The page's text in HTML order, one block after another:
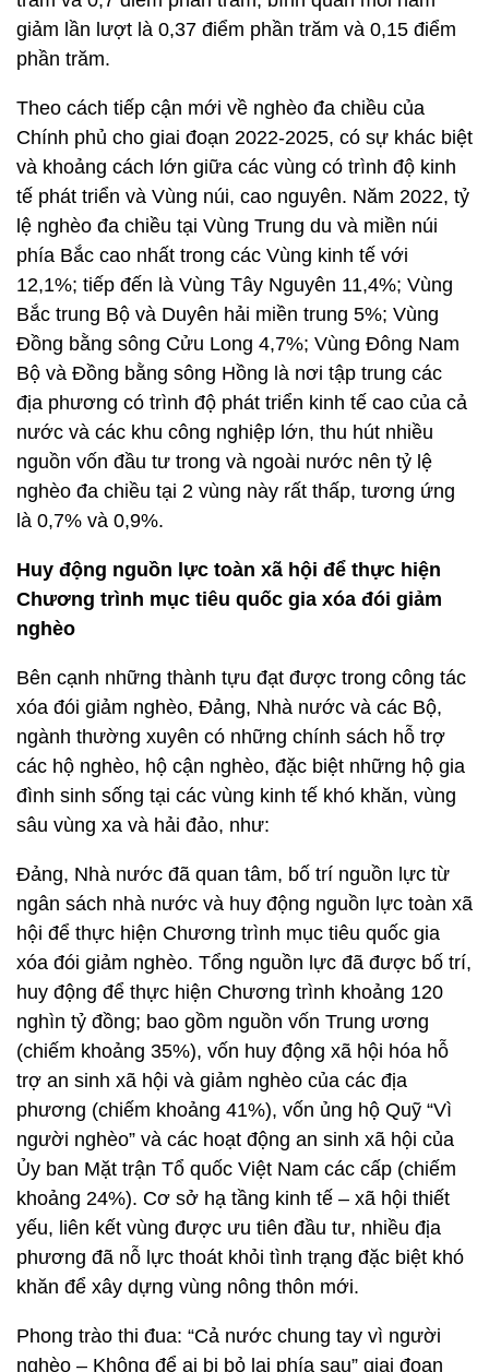
giảm lần lượt là 0,37 điểm phần trăm và 0,15 điểm
phần trăm.
Theo cách tiếp cận mới về nghèo đa chiều của
Chính phủ cho giai đoạn 2022-2025, có sự khác biệt
và khoảng cách lớn giữa các vùng có trình độ kinh
tế phát triển và Vùng núi, cao nguyên. Năm 2022, tỷ
lệ nghèo đa chiều tại Vùng Trung du và miền núi
phía Bắc cao nhất trong các Vùng kinh tế với
12,1%; tiếp đến là Vùng Tây Nguyên 11,4%; Vùng
Bắc trung Bộ và Duyên hải miền trung 5%; Vùng
Đồng bằng sông Cửu Long 4,7%; Vùng Đông Nam
Bộ và Đồng bằng sông Hồng là nơi tập trung các
địa phương có trình độ phát triển kinh tế cao của cả
nước và các khu công nghiệp lớn, thu hút nhiều
nguồn vốn đầu tư trong và ngoài nước nên tỷ lệ
nghèo đa chiều tại 2 vùng này rất thấp, tương ứng
là 0,7% và 0,9%.
Huy động nguồn lực toàn xã hội để thực hiện
Chương trình mục tiêu quốc gia xóa đói giảm
nghèo
Bên cạnh những thành tựu đạt được trong công tác
xóa đói giảm nghèo, Đảng, Nhà nước và các Bộ,
ngành thường xuyên có những chính sách hỗ trợ
các hộ nghèo, hộ cận nghèo, đặc biệt những hộ gia
đình sinh sống tại các vùng kinh tế khó khăn, vùng
sâu vùng xa và hải đảo, như:
Đảng, Nhà nước đã quan tâm, bố trí nguồn lực từ
ngân sách nhà nước và huy động nguồn lực toàn xã
hội để thực hiện Chương trình mục tiêu quốc gia
xóa đói giảm nghèo. Tổng nguồn lực đã được bố trí,
huy động để thực hiện Chương trình khoảng 120
nghìn tỷ đồng; bao gồm nguồn vốn Trung ương
(chiếm khoảng 35%), vốn huy động xã hội hóa hỗ
trợ an sinh xã hội và giảm nghèo của các địa
phương (chiếm khoảng 41%), vốn ủng hộ Quỹ “Vì
người nghèo” và các hoạt động an sinh xã hội của
Ủy ban Mặt trận Tổ quốc Việt Nam các cấp (chiếm
khoảng 24%). Cơ sở hạ tầng kinh tế – xã hội thiết
yếu, liên kết vùng được ưu tiên đầu tư, nhiều địa
phương đã nỗ lực thoát khỏi tình trạng đặc biệt khó
khăn để xây dựng vùng nông thôn mới.
Phong trào thi đua: “Cả nước chung tay vì người
nghèo – Không để ai bị bỏ lại phía sau” giai đoạn